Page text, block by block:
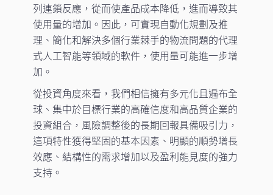
列連鎖反應，從而使產品成本降低，進而導致其
使用量的增加。因此，可實現自動化規劃及推
理、簡化和解決多個行業棘手的物流問題的代理
式人工智能等領域的軟件，使用量可能進一步增
加。
從投資角度來看，我們相信擁有多元化且遍布全
球、集中於目標行業的高確信度和高品質企業的
投資組合，風險調整後的長期回報具備吸引力，
這項特性獲得堅固的基本因素、明顯的順勢增長
效應、結構性的需求增加以及盈利能見度的強力
支持。